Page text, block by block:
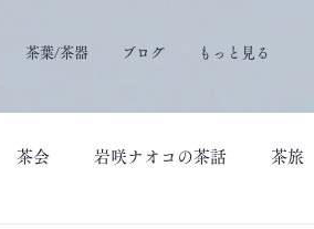
茶葉/茶器 ブログ もっと見る
茶会 岩咲ナオコの茶話 茶旅